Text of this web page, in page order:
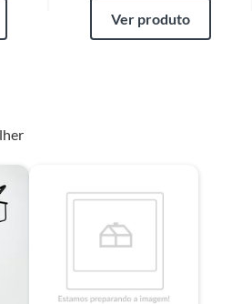
Ver produto